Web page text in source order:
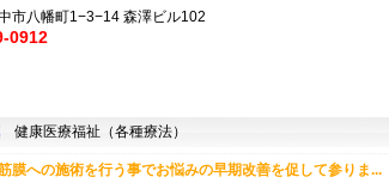
市八幡町1−3−14 森澤ビル102
0912
健康医療福祉（各種療法）
膜への施術を行う事でお悩みの早期改善を促して参りま...